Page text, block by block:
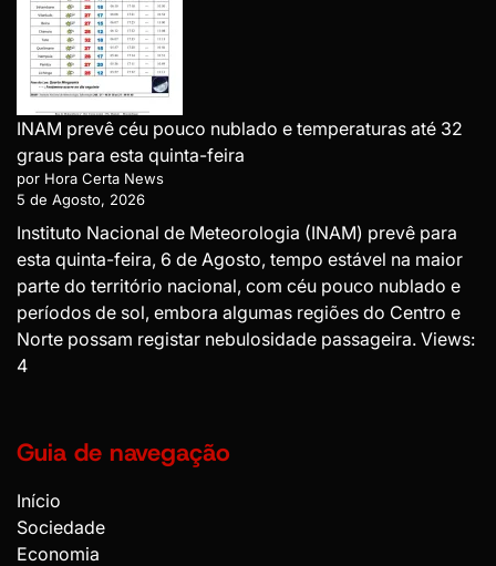
INAM prevê céu pouco nublado e temperaturas até 32
graus para esta quinta-feira
por Hora Certa News
5 de Agosto, 2026
Instituto Nacional de Meteorologia (INAM) prevê para
esta quinta-feira, 6 de Agosto, tempo estável na maior
parte do território nacional, com céu pouco nublado e
períodos de sol, embora algumas regiões do Centro e
Norte possam registar nebulosidade passageira. Views:
4
Guia de navegação
Início
Sociedade
Economia